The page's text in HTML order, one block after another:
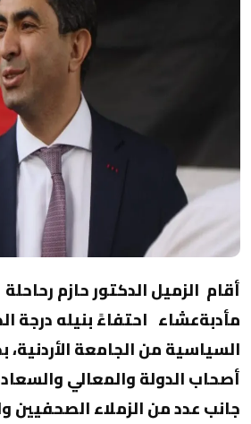
أقام الزميل الدكتور حازم رحاحلة
مأدبةعشاء احتفاءً بنيله درجة
السياسية من الجامعة
أصحاب الدولة والمعالي
جانب عدد من الزملاء الصحفيين